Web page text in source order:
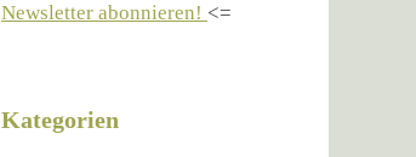
Newsletter abonnieren! <=
Kategorien